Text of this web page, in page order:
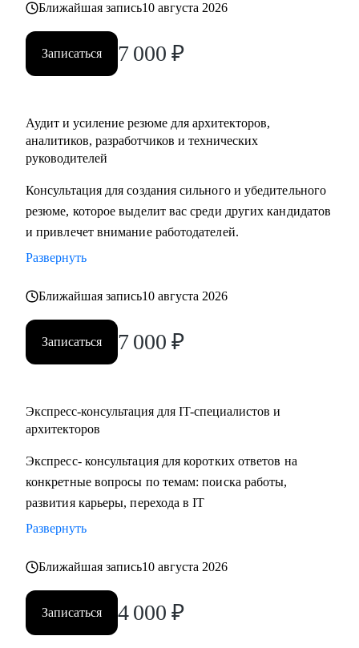
• Архитекторам, аналитикам: карьерный рост до
корпоративного уровня
• Студентам, начинающим ИТ-специалистам:
архитектурная проработка решения/проекта/работы
Ближайшая запись10 августа 2026
Записаться 7 000 ₽
Аудит и усиление резюме для архитекторов,
аналитиков, разработчиков и технических
руководителей
Консультация для создания сильного и убедительного
резюме, которое выделит вас среди других кандидатов
и привлечет внимание работодателей.
Развернуть
Ближайшая запись10 августа 2026
Записаться 7 000 ₽
Экспресс-консультация для IT-специалистов и
архитекторов
Экспресс- консультация для коротких ответов на
конкретные вопросы по темам: поиска работы,
развития карьеры, перехода в IT
Развернуть
Ближайшая запись10 августа 2026
Записаться 4 000 ₽